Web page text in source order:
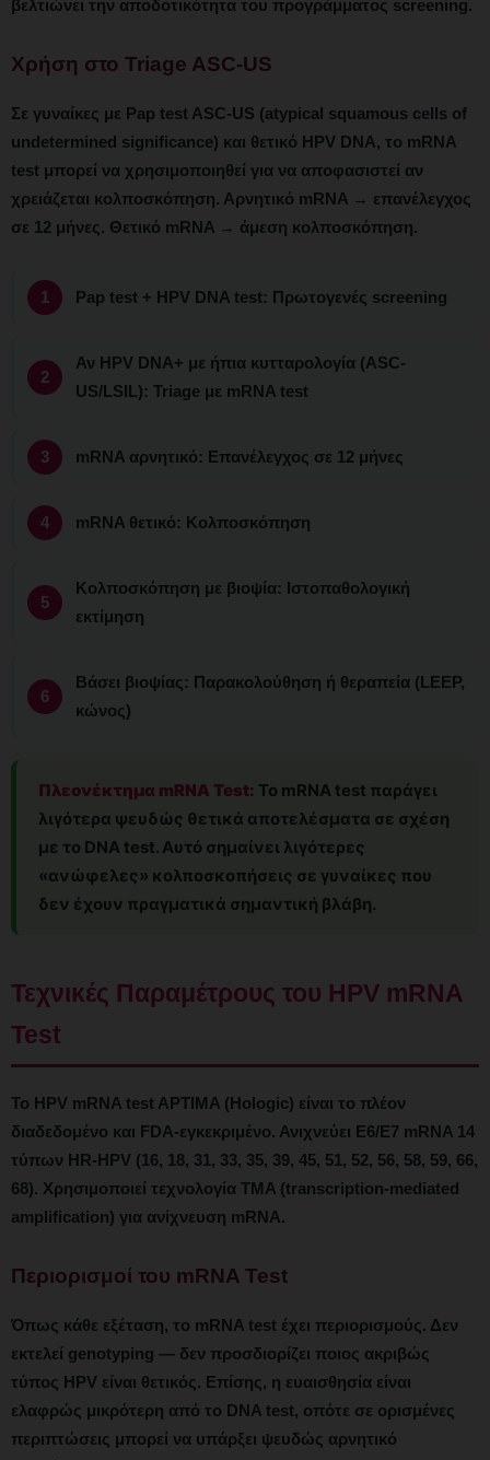
βελτιώνει την αποδοτικότητα του προγράμματος screening.
Χρήση στο Triage ASC-US
Σε γυναίκες με Pap test ASC-US (atypical squamous cells of
undetermined significance) και θετικό HPV DNA, το mRNA
test μπορεί να χρησιμοποιηθεί για να αποφασιστεί αν
χρειάζεται κολποσκόπηση. Αρνητικό mRNA → επανέλεγχος
σε 12 μήνες. Θετικό mRNA → άμεση κολποσκόπηση.
Pap test + HPV DNA test: Πρωτογενές screening
Αν HPV DNA+ με ήπια κυτταρολογία (ASC-
US/LSIL): Triage με mRNA test
mRNA αρνητικό: Επανέλεγχος σε 12 μήνες
mRNA θετικό: Κολποσκόπηση
Κολποσκόπηση με βιοψία: Ιστοπαθολογική
εκτίμηση
Βάσει βιοψίας: Παρακολούθηση ή θεραπεία (LEEP,
κώνος)
Πλεονέκτημα mRNA Test: Το mRNA test παράγει
λιγότερα ψευδώς θετικά αποτελέσματα σε σχέση
με το DNA test. Αυτό σημαίνει λιγότερες
«ανώφελες» κολποσκοπήσεις σε γυναίκες που
δεν έχουν πραγματικά σημαντική βλάβη.
Τεχνικές Παραμέτρους του HPV mRNA
Test
Το HPV mRNA test APTIMA (Hologic) είναι το πλέον
διαδεδομένο και FDA-εγκεκριμένο. Ανιχνεύει E6/E7 mRNA 14
τύπων HR-HPV (16, 18, 31, 33, 35, 39, 45, 51, 52, 56, 58, 59, 66,
68). Χρησιμοποιεί τεχνολογία TMA (transcription-mediated
amplification) για ανίχνευση mRNA.
Περιορισμοί του mRNA Test
Όπως κάθε εξέταση, το mRNA test έχει περιορισμούς. Δεν
εκτελεί genotyping — δεν προσδιορίζει ποιος ακριβώς
τύπος HPV είναι θετικός. Επίσης, η ευαισθησία είναι
ελαφρώς μικρότερη από το DNA test, οπότε σε ορισμένες
περιπτώσεις μπορεί να υπάρξει ψευδώς αρνητικό